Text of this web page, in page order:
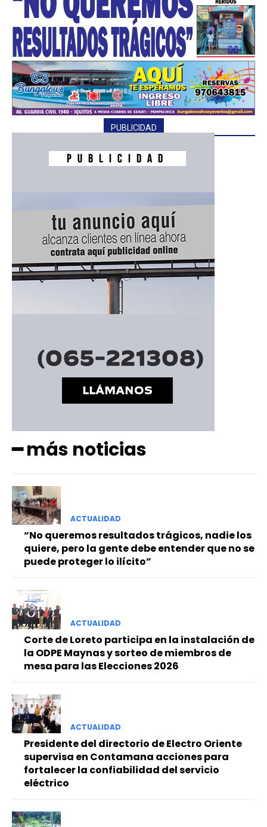
PUBLICIDAD
━ más noticias
ACTUALIDAD
“No queremos resultados trágicos, nadie los
quiere, pero la gente debe entender que no se
puede proteger lo ilícito”
ACTUALIDAD
Corte de Loreto participa en la instalación de
la ODPE Maynas y sorteo de miembros de
mesa para las Elecciones 2026
ACTUALIDAD
Presidente del directorio de Electro Oriente
supervisa en Contamana acciones para
fortalecer la confiabilidad del servicio
eléctrico